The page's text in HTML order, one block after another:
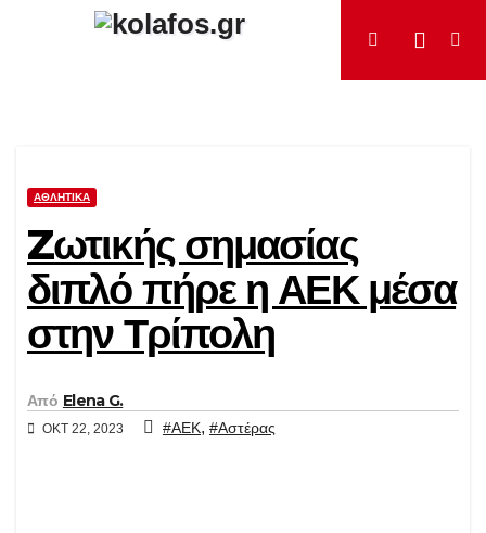
ΑΘΛΗΤΙΚΆ
Zωτικής σημασίας
διπλό πήρε η ΑΕΚ μέσα
στην Τρίπολη
Από Elena G.
ΟΚΤ 22, 2023 #ΑΕΚ, #Αστέρας